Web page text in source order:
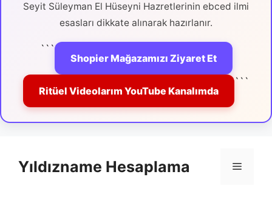
Seyit Süleyman El Hüseyni Hazretlerinin ebced ilmi
esasları dikkate alınarak hazırlanır.
```
Shopier Mağazamızı Ziyaret Et
Ritüel Videolarım YouTube Kanalımda
```
Yıldızname Hesaplama Menü